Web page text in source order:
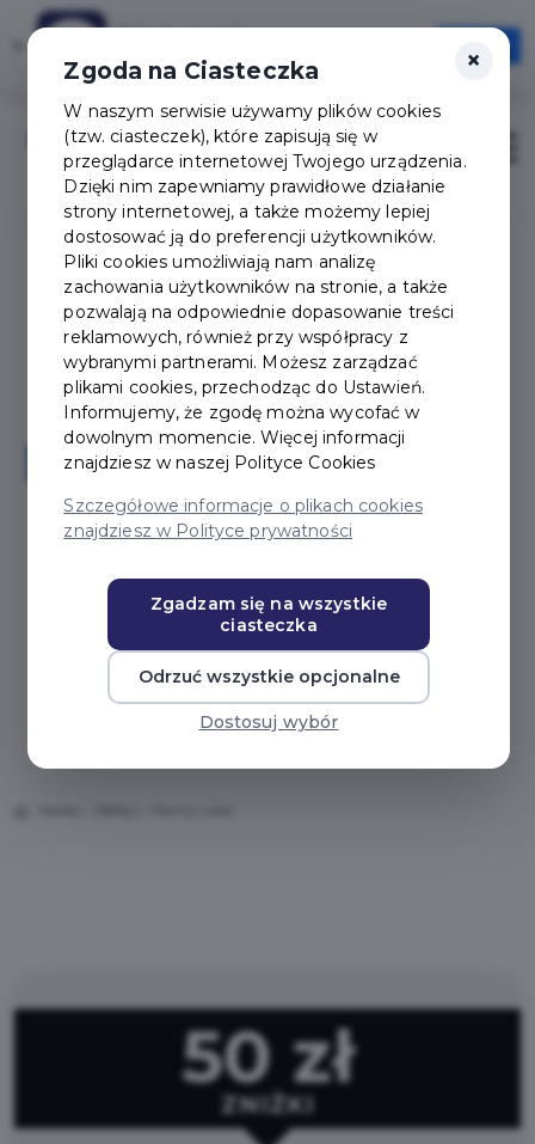
Szybciej, wygodniej, zawsze pod ręką
Otwórz
Zaloguj
50 zł
ZNIŻKI
×
Zgoda na Ciasteczka
W naszym serwisie używamy plików cookies
(tzw. ciasteczek), które zapisują się w
przeglądarce internetowej Twojego urządzenia.
Dzięki nim zapewniamy prawidłowe działanie
strony internetowej, a także możemy lepiej
dostosować ją do preferencji użytkowników.
Pliki cookies umożliwiają nam analizę
zachowania użytkowników na stronie, a także
pozwalają na odpowiednie dopasowanie treści
reklamowych, również przy współpracy z
wybranymi partnerami. Możesz zarządzać
plikami cookies, przechodząc do Ustawień.
Informujemy, że zgodę można wycofać w
dowolnym momencie. Więcej informacji
znajdziesz w naszej Polityce Cookies
Szczegółowe informacje o plikach cookies
znajdziesz w Polityce prywatności
Zgadzam się na wszystkie
ciasteczka
Odrzuć wszystkie opcjonalne
Dostosuj wybór